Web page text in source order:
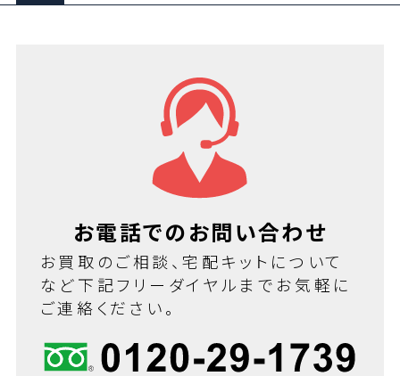
お電話でのお問い合わせ
お買取のご相談、宅配キットについて
など下記フリーダイヤルまでお気軽に
ご連絡ください。